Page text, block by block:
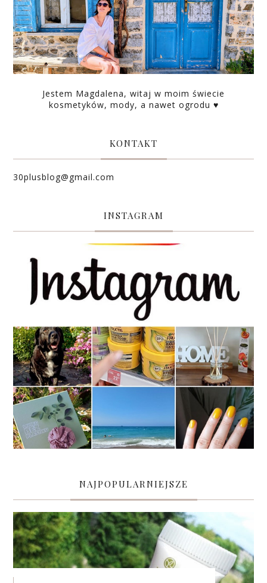
Jestem Magdalena, witaj w moim świecie
kosmetyków, mody, a nawet ogrodu ♥
KONTAKT
30plusblog@gmail.com
INSTAGRAM
NAJPOPULARNIEJSZE